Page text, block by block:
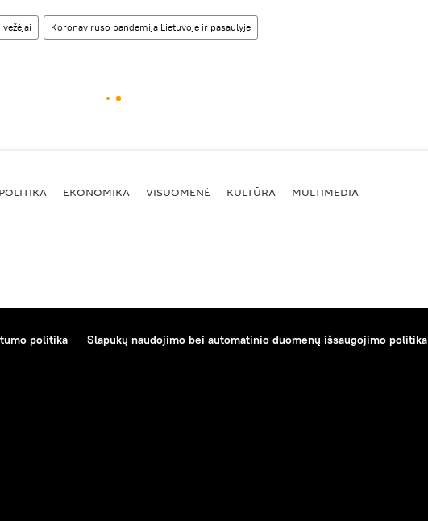
vežėjai Koronaviruso pandemija Lietuvoje ir pasaulyje
POLITIKA EKONOMIKA VISUOMENĖ KULTŪRA MULTIMEDIA
politika Slapukų naudojimo bei automatinio duomenų išsaugojimo politika